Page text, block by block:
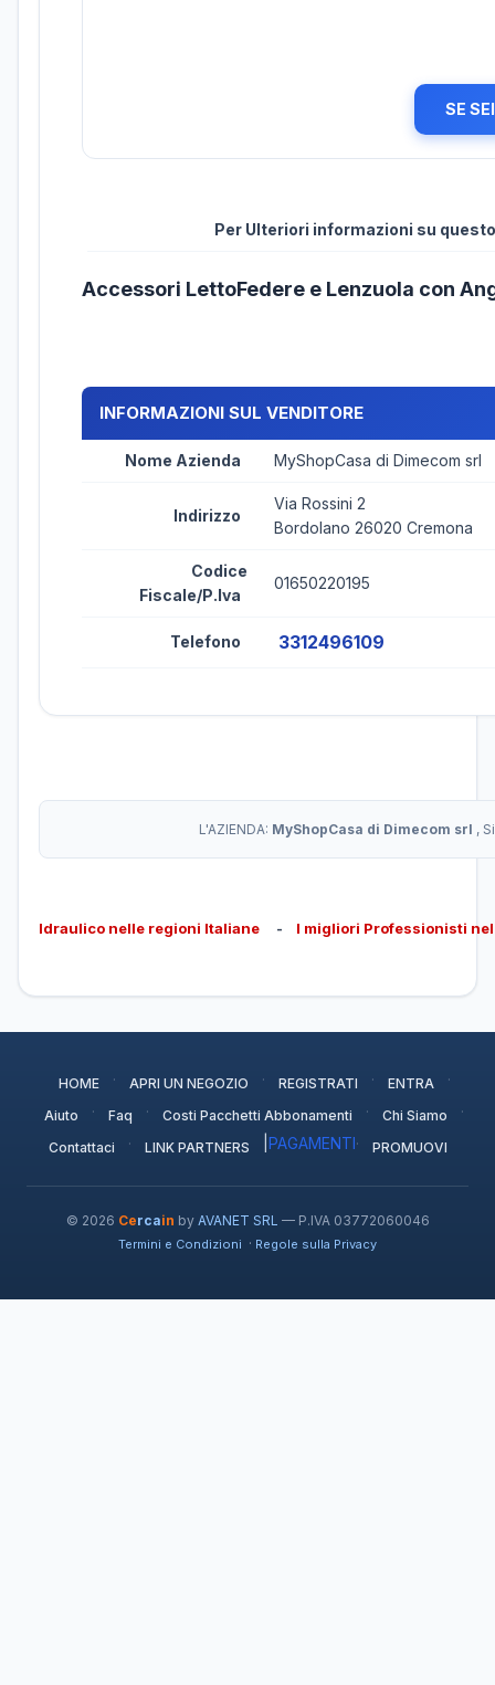
SE
Per Ulteriori informazioni su
Accessori LettoFedere e Lenzuola con
INFORMAZIONI SUL VENDITORE
Nome Azienda MyShopCasa di Dimecom srl
Indirizzo
Via Rossini 2
Bordolano 26020 Cremona
Codice
Fiscale/P.Iva
01650220195
Telefono 3312496109
L'AZIENDA: MyShopCasa di Dimecom srl ,
Idraulico nelle regioni Italiane - I migliori Professionisti
HOME · APRI UN NEGOZIO · REGISTRATI · ENTRA ·
Aiuto · Faq · Costi Pacchetti Abbonamenti · Chi Siamo ·
Contattaci · LINK PARTNERS PAGAMENTI· PROMUOVI
© 2026 Cercain by AVANET SRL — P.IVA 03772060046
Termini e Condizioni · Regole sulla Privacy